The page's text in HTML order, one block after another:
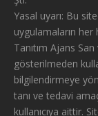
Yasal uyarı: Bu
uygulamaların her
Tanıtım Ajans
gösterilmeden
bilgilendirmeye
tanı ve tedavi
kullanıcıya aittir.